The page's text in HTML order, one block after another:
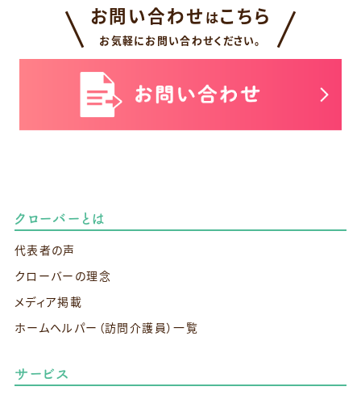
お問い合わせ はこちら
お気軽にお問い合わせください。
クローバーとは
代表者の声
クローバーの理念
メディア掲載
ホームヘルパー（訪問介護員）一覧
サービス